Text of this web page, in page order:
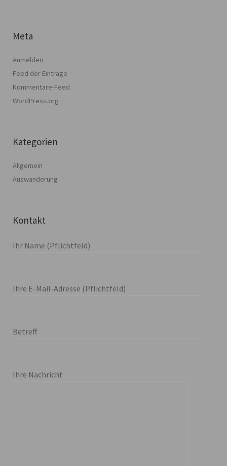
Meta
Anmelden
Feed der Einträge
Kommentare-Feed
WordPress.org
Kategorien
Allgemein
Auswanderung
Kontakt
Ihr Name (Pflichtfeld)
Ihre E-Mail-Adresse (Pflichtfeld)
Betreff
Ihre Nachricht